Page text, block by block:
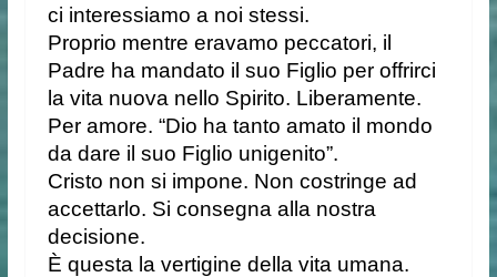
ci interessiamo a noi stessi.
Proprio mentre eravamo peccatori, il
Padre ha mandato il suo Figlio per offrirci
la vita nuova nello Spirito. Liberamente.
Per amore. “Dio ha tanto amato il mondo
da dare il suo Figlio unigenito”.
Cristo non si impone. Non costringe ad
accettarlo. Si consegna alla nostra
decisione.
È questa la vertigine della vita umana.